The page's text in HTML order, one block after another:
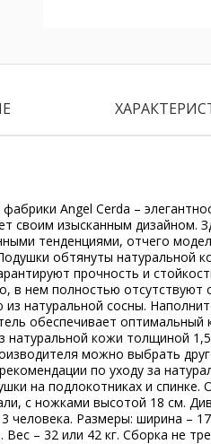
Angel Cerda –
своим изысканным дизайном.
тенденциями, отчего
обтянуты натуральной
прочность и
в нем полностью отсутствуют
из натуральной сосны.
обеспечивает
натуральной кожи толщиной
можно выбрать
по уходу за
на подлокотниках и спинке.
с ножками высотой 18 см.
человека. Размеры: ширина –
Вес – 32 или 42 кг. Сборка не